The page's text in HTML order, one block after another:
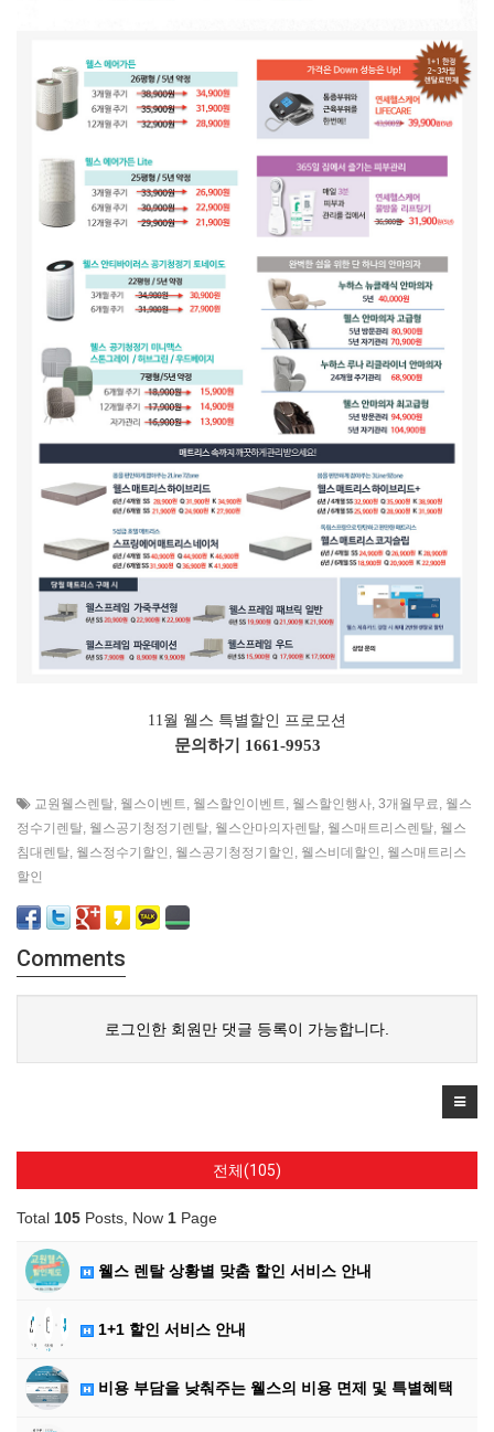
11월 웰스 특별할인 프로모션
문의하기 1661-9953
교원웰스렌탈, 웰스이벤트, 웰스할인이벤트, 웰스할인행사, 3개월무료, 웰스
정수기렌탈, 웰스공기청정기렌탈, 웰스안마의자렌탈, 웰스매트리스렌탈, 웰스
침대렌탈, 웰스정수기할인 , 웰스공기청정기할인 , 웰스비데할인 , 웰스매트리스
할인
Comments
로그인한 회원만 댓글 등록이 가능합니다.
전체(105)
Total 105 Posts, Now 1 Page
웰스 렌탈 상황별 맞춤 할인 서비스 안내
1+1 할인 서비스 안내
비용 부담을 낮춰주는 웰스의 비용 면제 및 특별혜택